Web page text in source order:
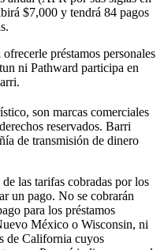
$7,000 y tendrá 84 pagos
préstamos personales
ni Pathward participa en
son marcas comerciales
reservados. Barri
de transmisión de dinero
las tarifas cobradas por los
un pago. No se cobrarán
para los préstamos
México o Wisconsin, ni
de California cuyos